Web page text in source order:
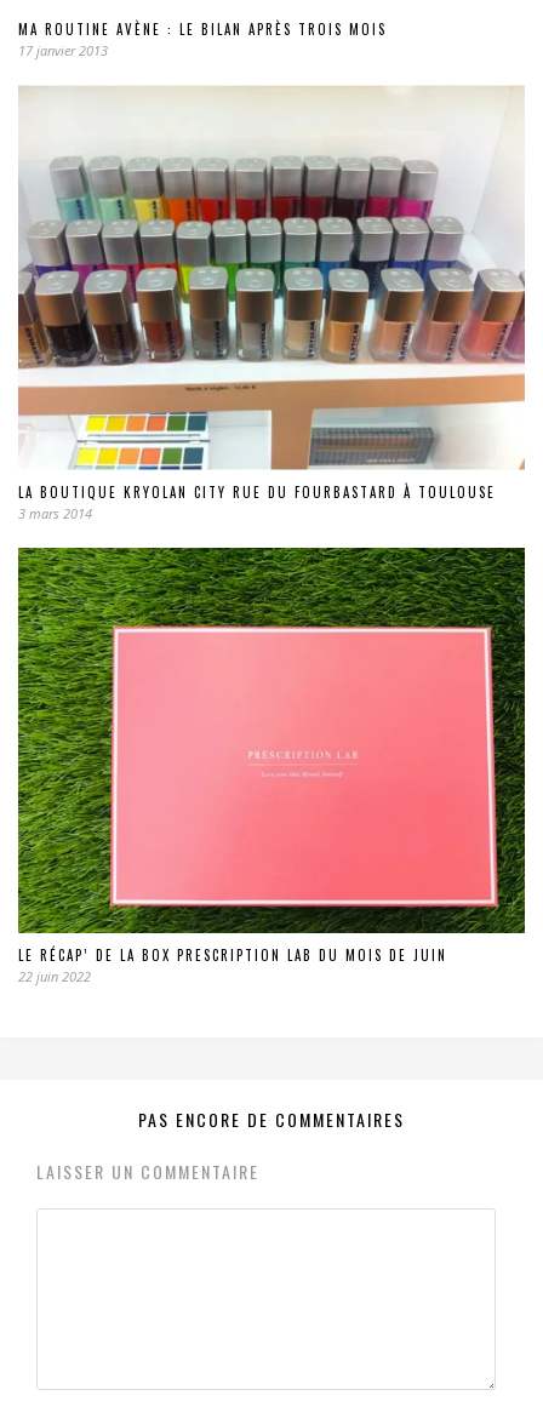
MA ROUTINE AVÈNE : LE BILAN APRÈS TROIS MOIS
17 janvier 2013
LA BOUTIQUE KRYOLAN CITY RUE DU FOURBASTARD À TOULOUSE
3 mars 2014
LE RÉCAP’ DE LA BOX PRESCRIPTION LAB DU MOIS DE JUIN
22 juin 2022
PAS ENCORE DE COMMENTAIRES
LAISSER UN COMMENTAIRE